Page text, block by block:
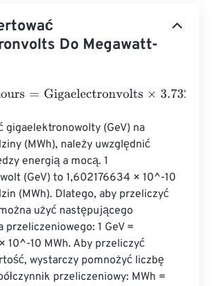
Do Megawatt-
=Gigaelectronvolts×
gigaelektronowolty (GeV) na
(MWh), należy uwzględnić
energią a mocą. 1
(GeV) to 1,602176634 × 10^-10
(MWh). Dlatego, aby przeliczyć
użyć następującego
przeliczeniowego: 1 GeV =
10^-10 MWh. Aby przeliczyć
wystarczy pomnożyć liczbę
przeliczeniowy: MWh =